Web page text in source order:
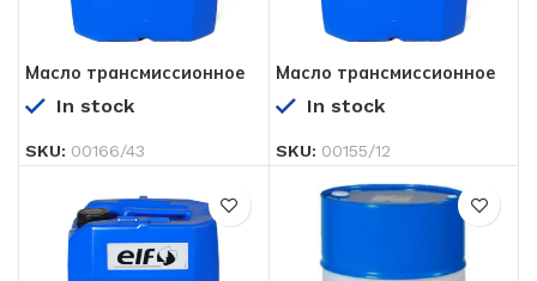
Масло трансмиссионное
20 лIn stock
SKU: 00166/43
Масло трансмиссионное
GL-5 20 л
In stock
SKU: 00155/12